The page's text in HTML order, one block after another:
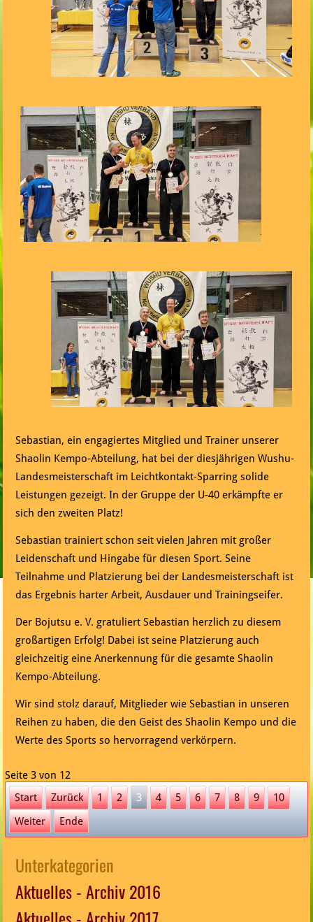
Sebastian, ein engagiertes Mitglied und Trainer unserer
Shaolin Kempo-Abteilung, hat bei der diesjährigen Wushu-
Landesmeisterschaft im Leichtkontakt-Sparring solide
Leistungen gezeigt. In der Gruppe der U-40 erkämpfte er
sich den zweiten Platz!
Sebastian trainiert schon seit vielen Jahren mit großer
Leidenschaft und Hingabe für diesen Sport. Seine
Teilnahme und Platzierung bei der Landesmeisterschaft ist
das Ergebnis harter Arbeit, Ausdauer und Trainingseifer.
Der Bojutsu e. V. gratuliert Sebastian herzlich zu diesem
großartigen Erfolg! Dabei ist seine Platzierung auch
gleichzeitig eine Anerkennung für die gesamte Shaolin
Kempo-Abteilung.
Wir sind stolz darauf, Mitglieder wie Sebastian in unseren
Reihen zu haben, die den Geist des Shaolin Kempo und die
Werte des Sports so hervorragend verkörpern.
Seite 3 von 12
Start
Zurück 1 2 3 4 5 6 7 8 9
10
Weiter
Ende
Unterkategorien
Aktuelles - Archiv 2016